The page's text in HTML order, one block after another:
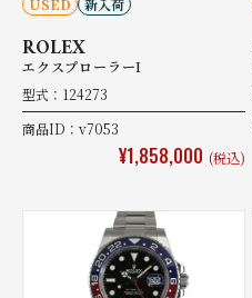
USED 新入荷
ROLEX
エクスプローラーI
型式：124273
商品ID：v7053
¥1,858,000 (税込)